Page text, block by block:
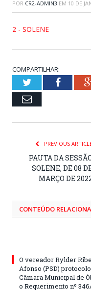
POR CR2-ADMIN3 EM 10 DE
2 - SOLENE
COMPARTILHAR:
Twitter
Email
PREVIOUS
PAUTA DA
SOLENE, DE 08
MARÇO DE
CONTEÚDO
O vereador Rylder
Afonso (PSD)
Câmara Municipal de
o Requerimento nº